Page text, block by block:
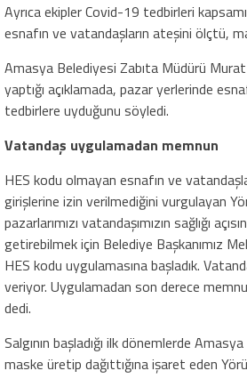
Ayrıca ekipler Covid-19 tedbirleri
esnafın ve vatandaşların ateşini ölçtü,
Amasya Belediyesi Zabıta Müdürü
yaptığı açıklamada, pazar yerlerinde
tedbirlere uyduğunu söyledi.
Vatandaş uygulamadan memnun
HES kodu olmayan esnafın ve
girişlerine izin verilmediğini vurgulayan
pazarlarımızı vatandaşımızın sağlığı
getirebilmek için Belediye Başkanımız
HES kodu uygulamasına başladık.
veriyor. Uygulamadan son derece
dedi.
Salgının başladığı ilk dönemlerde
maske üretip dağıttığına işaret eden